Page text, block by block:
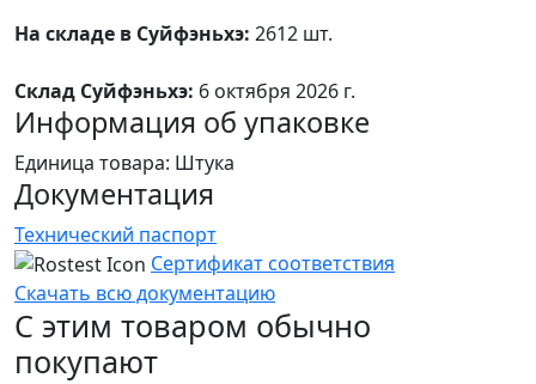
На складе в Суйфэньхэ: 2612 шт.
Склад Суйфэньхэ: 6 октября 2026 г.
Информация об упаковке
Единица товара: Штука
Документация
Технический паспорт
Сертификат соответствия
Скачать всю документацию
С этим товаром обычно
покупают